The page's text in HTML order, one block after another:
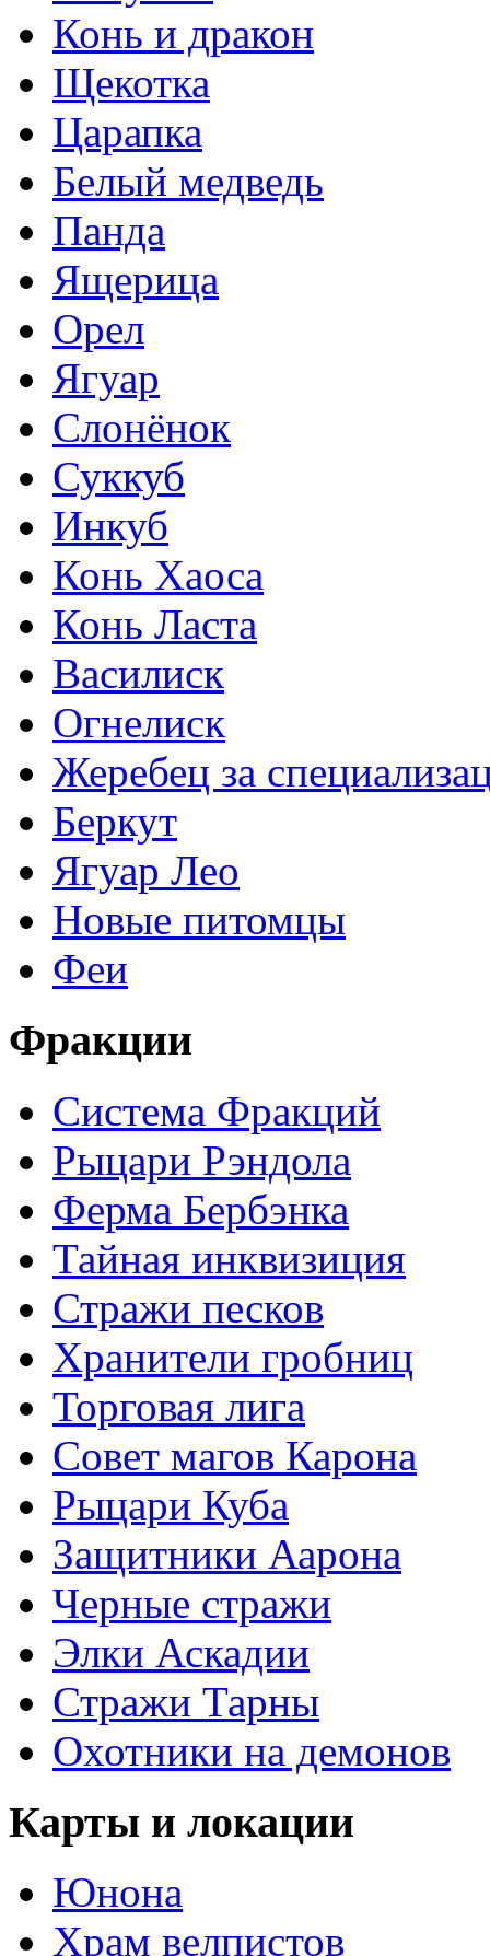
Конь и дракон
Щекотка
Царапка
Белый медведь
Панда
Ящерица
Орел
Ягуар
Слонёнок
Суккуб
Инкуб
Конь Хаоса
Конь Ласта
Василиск
Огнелиск
Жеребец за
Беркут
Ягуар Лео
Новые питомцы
Феи
Фракции
Система Фракций
Рыцари Рэндола
Ферма Бербэнка
Тайная инквизиция
Стражи песков
Хранители гробниц
Торговая лига
Совет магов Карона
Рыцари Куба
Защитники Аарона
Черные стражи
Элки Аскадии
Стражи Тарны
Охотники на демонов
Карты и локации
Юнона
Храм велпистов